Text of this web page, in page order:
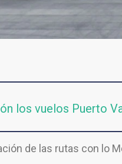
los vuelos Puerto
de las rutas con lo